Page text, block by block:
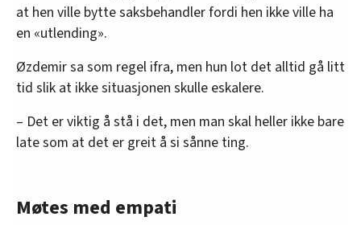
at hen ville bytte saksbehandler fordi hen ikke ville ha
en «utlending».
Øzdemir sa som regel ifra, men hun lot det alltid gå litt
tid slik at ikke situasjonen skulle eskalere.
– Det er viktig å stå i det, men man skal heller ikke bare
late som at det er greit å si sånne ting.
Møtes med empati